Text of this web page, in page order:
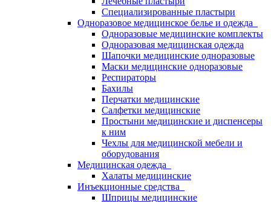
Специализированные пластыри
Одноразовое медицинское белье и одежда
Одноразовые медицинские комплекты
Одноразовая медицинская одежда
Шапочки медицинские одноразовые
Маски медицинские одноразовые
Респираторы
Бахилы
Перчатки медицинские
Салфетки медицинские
Простыни медицинские и диспенсеры
к ним
Чехлы для медицинской мебели и
оборудования
Медицинская одежда
Халаты медицинские
Инъекционные средства
Шприцы медицинские